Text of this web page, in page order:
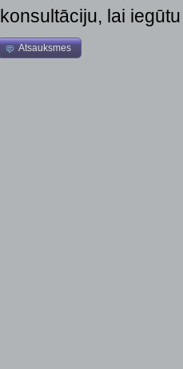
konsultāciju, lai
Atsauksmes